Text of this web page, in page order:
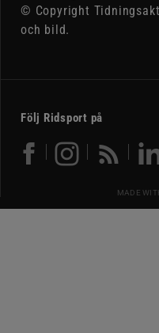
© Copyright
och bild.
Följ Ridsport på
MADE